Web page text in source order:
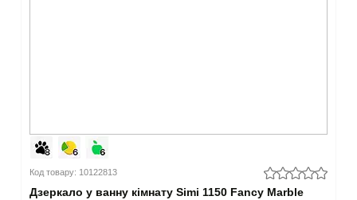
Код товару: 10122813
Дзеркало у ванну кімнату Simi 1150 Fancy Marble